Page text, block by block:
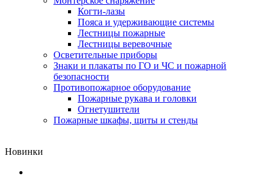
Когти-лазы
Пояса и удерживающие системы
Лестницы пожарные
Лестницы веревочные
Осветительные приборы
Знаки и плакаты по ГО и ЧС и пожарной
безопасности
Противопожарное оборудование
Пожарные рукава и головки
Огнетушители
Пожарные шкафы, щиты и стенды
Новинки